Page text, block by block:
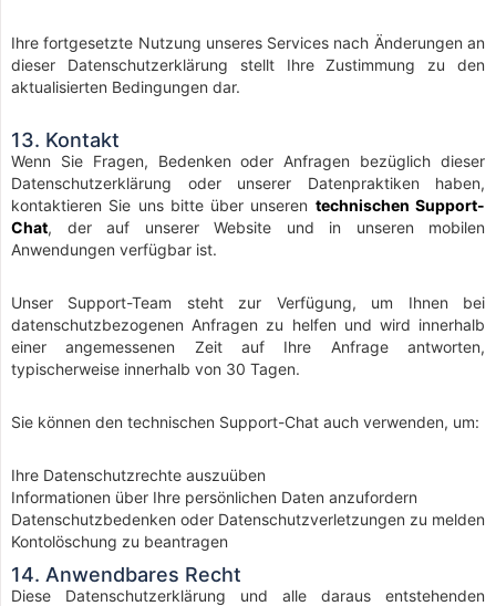
Ihre fortgesetzte Nutzung unseres Services nach Änderungen an
dieser Datenschutzerklärung stellt Ihre Zustimmung zu den
aktualisierten Bedingungen dar.
13. Kontakt
Wenn Sie Fragen, Bedenken oder Anfragen bezüglich dieser
Datenschutzerklärung oder unserer Datenpraktiken haben,
kontaktieren Sie uns bitte über unseren technischen Support-
Chat, der auf unserer Website und in unseren mobilen
Anwendungen verfügbar ist.
Unser Support-Team steht zur Verfügung, um Ihnen bei
datenschutzbezogenen Anfragen zu helfen und wird innerhalb
einer angemessenen Zeit auf Ihre Anfrage antworten,
typischerweise innerhalb von 30 Tagen.
Sie können den technischen Support-Chat auch verwenden, um:
Ihre Datenschutzrechte auszuüben
Informationen über Ihre persönlichen Daten anzufordern
Datenschutzbedenken oder Datenschutzverletzungen zu melden
Kontolöschung zu beantragen
14. Anwendbares Recht
Diese Datenschutzerklärung und alle daraus entstehenden